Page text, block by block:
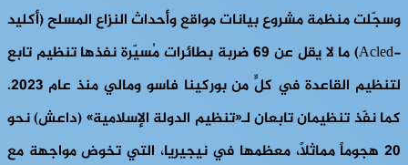
وسجّلت منظمة مشروع بيانات مواقع وأحداث النزاع المسلح (أكليد
-Acled) ما لا يقل عن 69 ضربة بطائرات مُسيّرة نفذها تنظيم تابع
لتنظيم القاعدة في كلٍّ من بوركينا فاسو ومالي منذ عام 2023.
كما نفّذ تنظيمان تابعان لـ«تنظيم الدولة الإسلامية» (داعش) نحو
20 هجوماً مماثلاً، معظمها في نيجيريا، التي تخوض مواجهة مع